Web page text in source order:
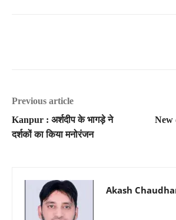
Previous article
Kanpur : अर्शदीप के भागड़े ने
दर्शकों का किया मनोरंजन
New
Akash